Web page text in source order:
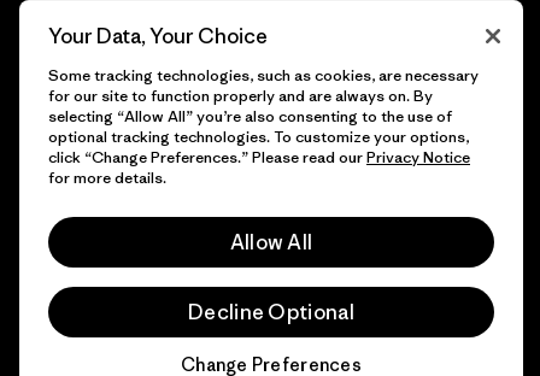
© 2026 Patagonia, Inc. Todos los derechos reservados.
Your Data, Your Choice
Some tracking technologies, such as cookies, are necessary
for our site to function properly and are always on. By
selecting “Allow All” you’re also consenting to the use of
optional tracking technologies. To customize your options,
click “Change Preferences.” Please read ourPrivacy Notice
for more details.
Allow All
Decline Optional
Change Preferences